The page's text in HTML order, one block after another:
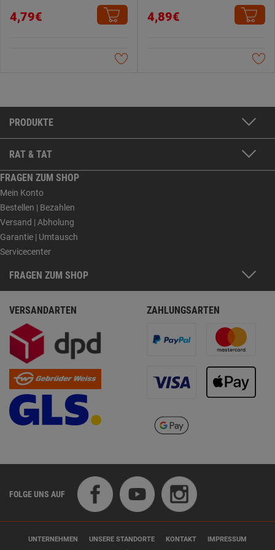
4,79€ 4,89€
PRODUKTE
RAT & TAT
FRAGEN ZUM SHOP
Mein Konto
Bestellen | Bezahlen
Versand | Abholung
Garantie | Umtausch
Servicecenter
FRAGEN ZUM SHOP
VERSANDARTEN ZAHLUNGSARTEN
FOLGE UNS AUF
UNTERNEHMEN UNSERE STANDORTE KONTAKT IMPRESSUM